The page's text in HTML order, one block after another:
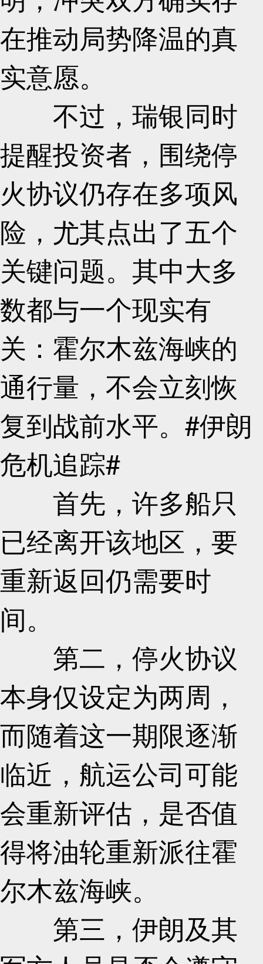
在推动局势降温的真
实意愿。
不过，瑞银同时
提醒投资者，围绕停
火协议仍存在多项风
险，尤其点出了五个
关键问题。其中大多
数都与一个现实有
关：霍尔木兹海峡的
通行量，不会立刻恢
复到战前水平。#伊朗
危机追踪#
首先，许多船只
已经离开该地区，要
重新返回仍需要时
间。
第二，停火协议
本身仅设定为两周，
而随着这一期限逐渐
临近，航运公司可能
会重新评估，是否值
得将油轮重新派往霍
尔木兹海峡。
第三，伊朗及其